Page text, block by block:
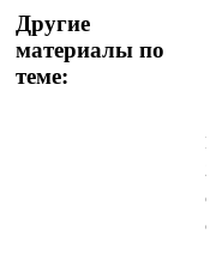
Другие
материалы по
теме: